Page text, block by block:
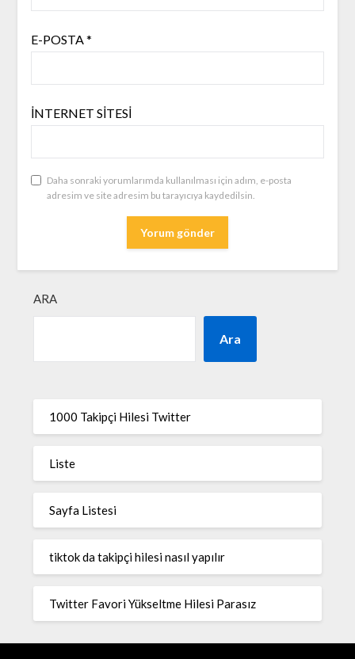
E-POSTA*
İNTERNET SITESI
Daha sonraki yorumlarımda kullanılması için adım, e-posta
adresim ve site adresim bu tarayıcıya kaydedilsin.
ARA
Ara
1000 Takipçi Hilesi Twitter
Liste
Sayfa Listesi
tiktok da takipçi hilesi nasıl yapılır
Twitter Favori Yükseltme Hilesi Parasız